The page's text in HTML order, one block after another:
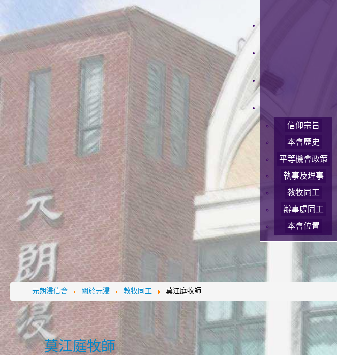
信仰宗旨
本會歷史
平等機會政策
執事及理事
教牧同工
辦事處同工
本會位置
元朗浸信會 關於元浸 教牧同工 莫江庭牧師
莫江庭牧師